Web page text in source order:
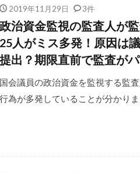
2019年11月29日 3件
政治資金監視の監査人が
25人がミス多発！原因は
提出？期限直前で監査が
国会議員の政治資金を監視する監
行為が多発していることが分かり